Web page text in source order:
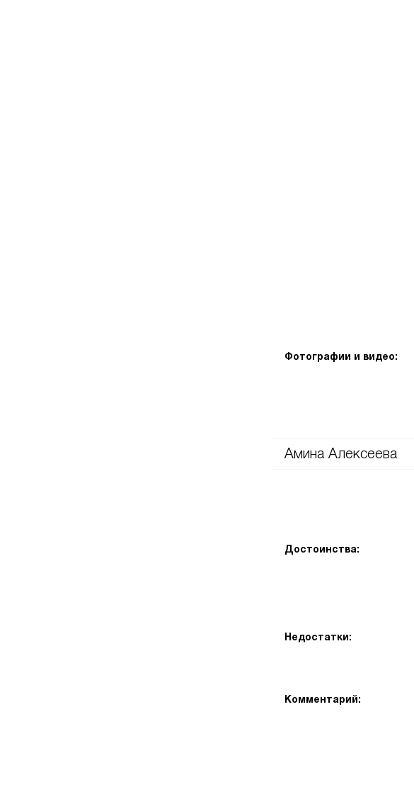
Фотографии и видео:
Амина Алексеева
Достоинства:
Недостатки:
Комментарий: